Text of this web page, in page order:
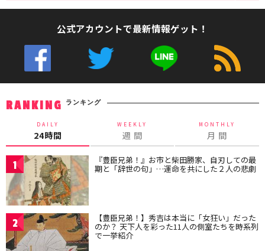
公式アカウントで最新情報ゲット！
RANKING ランキング
DAILY
24時間
WEEKLY
週 間
MONTHLY
月 間
1 『豊臣兄弟！』お市と柴田勝家、自刃しての最
期と「辞世の句」…運命を共にした２人の悲劇
2 【豊臣兄弟！】秀吉は本当に「女狂い」だった
のか？ 天下人を彩った11人の側室たちを時系列
で一挙紹介